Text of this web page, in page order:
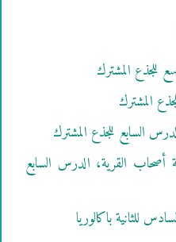
للجذع المشترك
المشترك
12-28، قصة أصحاب القرية، الدرس السابع
للثانية باكالوريا